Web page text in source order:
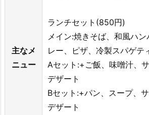
主なメ
ニュー
ランチセット(850円)
メイン:焼きそば、和風ハ
レー、ピザ、冷製スパゲテ
Aセット:+ご飯、味噌汁、
デザート
Bセット:+パン、スープ、
デザート